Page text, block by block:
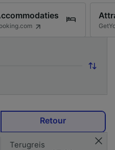
Retour
Terugreis